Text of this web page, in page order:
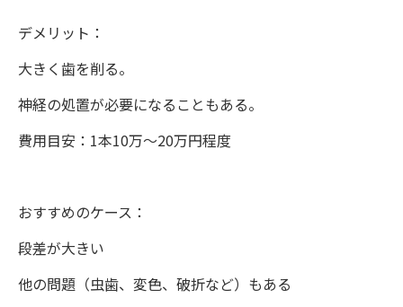
デメリット：
大きく歯を削る。
神経の処置が必要になることもある。
費用目安：1本10万〜20万円程度
おすすめのケース：
段差が大きい
他の問題（虫歯、変色、破折など）もある